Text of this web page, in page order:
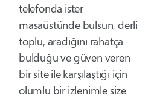
telefonda ister
masaüstünde bulsun, derli
toplu, aradığını rahatça
bulduğu ve güven veren
bir site ile karşılaştığı için
olumlu bir izlenimle size